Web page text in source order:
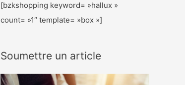
[bzkshopping keyword= »hallux »
count= »1″ template= »box »]
Soumettre un article